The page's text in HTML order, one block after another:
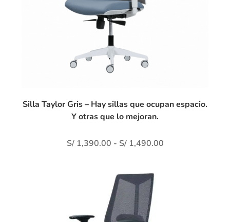
Silla Taylor Gris – Hay sillas que ocupan espacio.
Y otras que lo mejoran.
S/1,390.00 - S/1,490.00